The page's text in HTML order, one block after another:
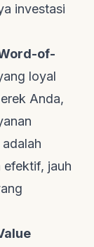
investasi
of-
loyal
Anda,
jauh